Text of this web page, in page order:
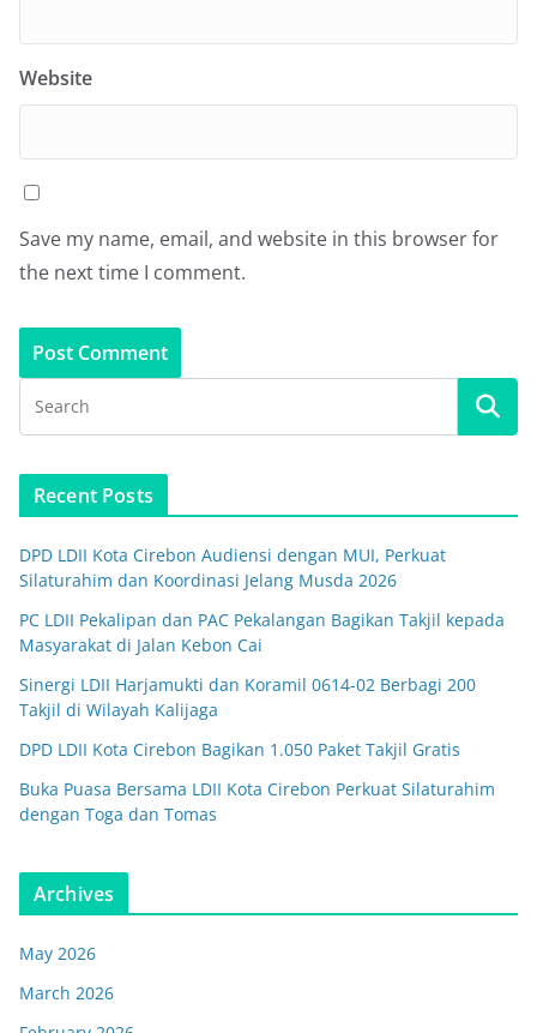
Website
Save my name, email, and website in this browser for
the next time I comment.
Recent Posts
DPD LDII Kota Cirebon Audiensi dengan MUI, Perkuat
Silaturahim dan Koordinasi Jelang Musda 2026
PC LDII Pekalipan dan PAC Pekalangan Bagikan Takjil kepada
Masyarakat di Jalan Kebon Cai
Sinergi LDII Harjamukti dan Koramil 0614-02 Berbagi 200
Takjil di Wilayah Kalijaga
DPD LDII Kota Cirebon Bagikan 1.050 Paket Takjil Gratis
Buka Puasa Bersama LDII Kota Cirebon Perkuat Silaturahim
dengan Toga dan Tomas
Archives
May 2026
March 2026